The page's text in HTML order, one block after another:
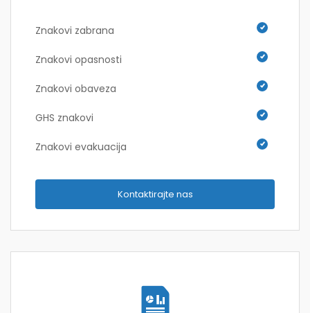
Znakovi zabrana
Znakovi opasnosti
Znakovi obaveza
GHS znakovi
Znakovi evakuacija
Kontaktirajte nas